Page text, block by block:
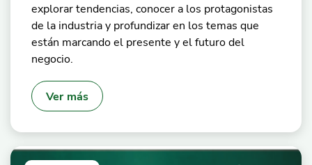
explorar tendencias, conocer a los protagonistas
de la industria y profundizar en los temas que
están marcando el presente y el futuro del
negocio.
Ver más